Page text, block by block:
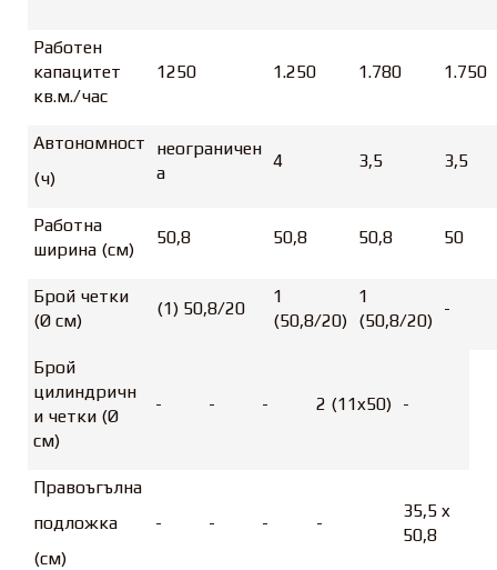
Работен
капацитет
кв.м./час
1250 1.250 1.780 1.750
Автономност
(ч)
неограничен
а
4 3,5 3,5
Работна
ширина (см)
50,8 50,8 50,8 50
Брой четки
(Ø см)
(1) 50,8/20
1
(50,8/20)
1
(50,8/20)
-
Брой
цилиндричн
и четки (Ø
см)
- - - 2 (11x50) -
Правоъгълна
подложка
(см)
- - - -
35,5 x
50,8